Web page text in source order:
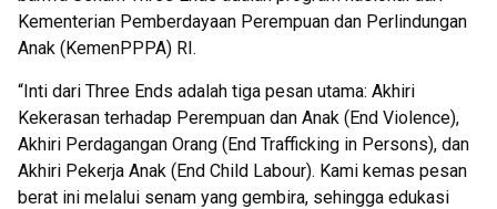
Kementerian Pemberdayaan Perempuan dan Perlindungan
Anak (KemenPPPA) RI.
“Inti dari Three Ends adalah tiga pesan utama: Akhiri
Kekerasan terhadap Perempuan dan Anak (End Violence),
Akhiri Perdagangan Orang (End Trafficking in Persons), dan
Akhiri Pekerja Anak (End Child Labour). Kami kemas pesan
berat ini melalui senam yang gembira, sehingga edukasi